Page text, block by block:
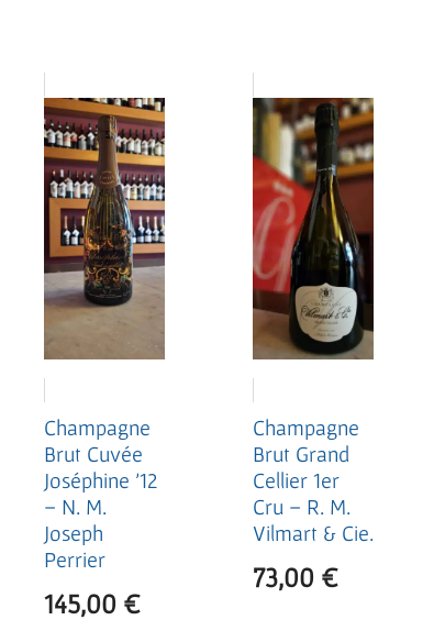
Champagne
Brut Cuvée
Joséphine ’12
– N. M.
Joseph
Perrier
145,00 €
Champagne
Brut Grand
Cellier 1er
Cru – R. M.
Vilmart & Cie.
73,00 €